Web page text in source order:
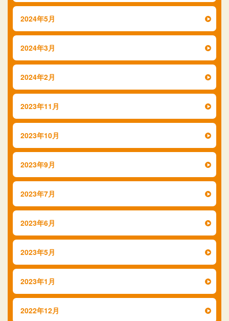
2024年5月
2024年3月
2024年2月
2023年11月
2023年10月
2023年9月
2023年7月
2023年6月
2023年5月
2023年1月
2022年12月